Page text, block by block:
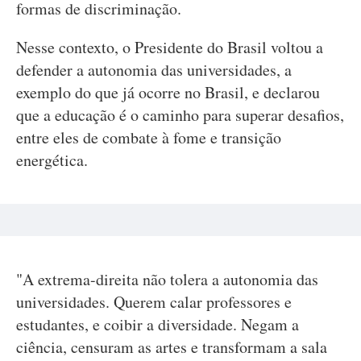
formas de discriminação.
Nesse contexto, o Presidente do Brasil voltou a
defender a autonomia das universidades, a
exemplo do que já ocorre no Brasil, e declarou
que a educação é o caminho para superar desafios,
entre eles de combate à fome e transição
energética.
"A extrema-direita não tolera a autonomia das
universidades. Querem calar professores e
estudantes, e coibir a diversidade. Negam a
ciência, censuram as artes e transformam a sala